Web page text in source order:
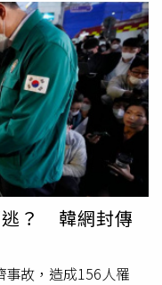
結與均衡」原則選出，
外，朴槿惠案的閨蜜
停服刑出獄一個月，以
接受手術」為由，被送
關聯、喚起觀眾的回憶
閥家的小兒子》第8
韓國「2022年電視
影音提供）以最新播
中當上首爾市長並推動
形象，其實是以現實
，「順洋家」長孫媳
是以韓國有線電視台
打算以影視娛樂產業
有線電視台。在劇情
公司」幕後大股東，
家族事業，但因長
上自身健康出現警
逃？ 韓網封傳
故，造成156人罹